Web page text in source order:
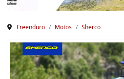
Freenduro Motos Sherco